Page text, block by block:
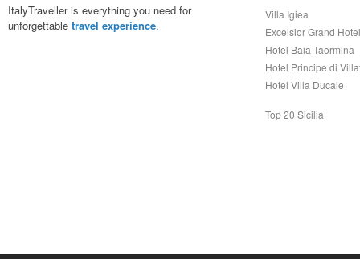
ItalyTraveller is everything you need for
unforgettable travel experience.
Villa Igiea
Excelsior Grand Hotel
Hotel Baia Taormina
Hotel Principe di
Hotel Villa Ducale
Top 20 Sicilia
P.Iva, C.F. e n.Reg.Imprese Napoli: 07018010632 - Rea n.557643